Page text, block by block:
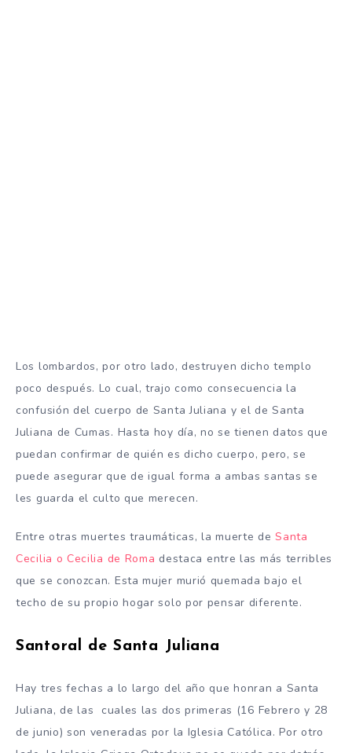
Los lombardos, por otro lado, destruyen dicho templo
poco después. Lo cual, trajo como consecuencia la
confusión del cuerpo de Santa Juliana y el de Santa
Juliana de Cumas. Hasta hoy día, no se tienen datos que
puedan confirmar de quién es dicho cuerpo, pero, se
puede asegurar que de igual forma a ambas santas se
les guarda el culto que merecen.
Entre otras muertes traumáticas, la muerte deSanta
Cecilia o Cecilia de Roma destaca entre las más terribles
que se conozcan. Esta mujer murió quemada bajo el
techo de su propio hogar solo por pensar diferente.
Santoral de Santa Juliana
Hay tres fechas a lo largo del año que honran a Santa
Juliana, de las cuales las dos primeras (16 Febrero y 28
de junio) son veneradas por la Iglesia Católica. Por otro